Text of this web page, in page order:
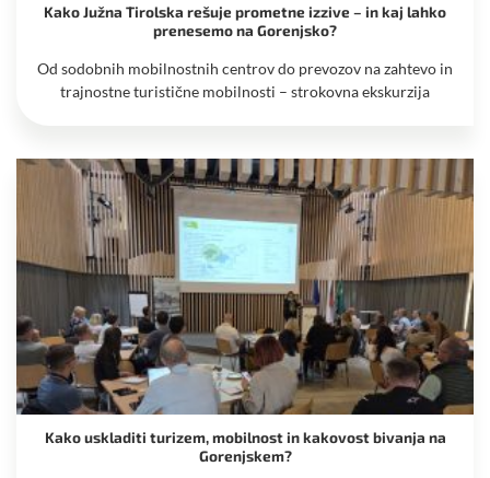
Kako Južna Tirolska rešuje prometne izzive – in kaj lahko
prenesemo na Gorenjsko?
Od sodobnih mobilnostnih centrov do prevozov na zahtevo in
trajnostne turistične mobilnosti – strokovna ekskurzija
Kako uskladiti turizem, mobilnost in kakovost bivanja na
Gorenjskem?